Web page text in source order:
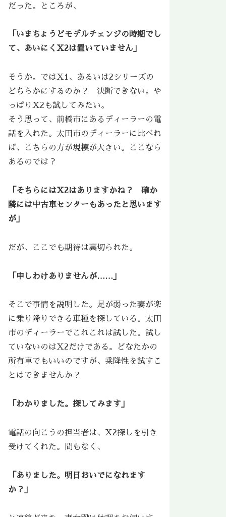
だった。ところが、
「いまちょうどモデルチェンジの時期でし
て、あいにくX2は置いていません」
そうか。ではX1、あるいは2シリーズの
どちらかにするのか？ 決断できない。や
っぱりX2も試してみたい。
そう思って、前橋市にあるディーラーの電
話を入れた。太田市のディーラーに比べれ
ば、こちらの方が規模が大きい。ここなら
あるのでは？
「そちらにはX2はありますかね？ 確か
隣には中古車センターもあったと思います
が」
だが、ここでも期待は裏切られた。
「申しわけありませんが……」
そこで事情を説明した。足が弱った妻が楽
に乗り降りできる車種を探している。太田
市のディーラーでこれこれは試した。試し
ていないのはX2だけである。どなたかの
所有車でもいいのですが、乗降性を試すこ
とはできませんか？
「わかりました。探してみます」
電話の向こうの担当者は、X2探しを引き
受けてくれた。間もなく、
「ありました。明日おいでになれます
か？」